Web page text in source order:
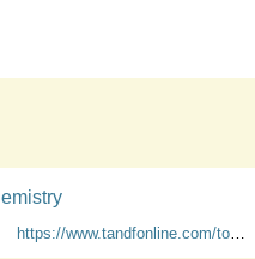
https://www.tandfonline.com/toc/ibih20/current